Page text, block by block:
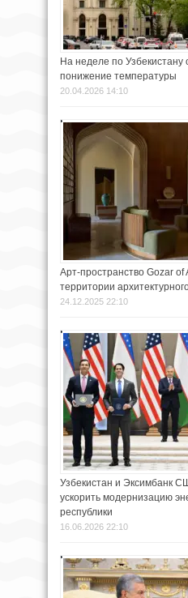
На неделе по
понижение температуры
20.04.2026 14:10
Арт-пространство Gozar of
территории
24.12.2025 22:10
Узбекистан и Эксимбанк
ускорить модернизацию
республики
16.06.2026 22:10